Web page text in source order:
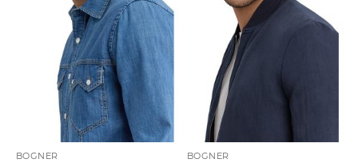
BOGNER BOGNER